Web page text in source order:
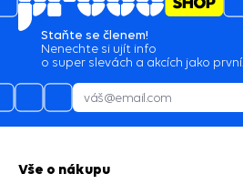
Staňte se členem!
Nenechte si ujít info
o super slevách a akcích jako první.
Vše o nákupu